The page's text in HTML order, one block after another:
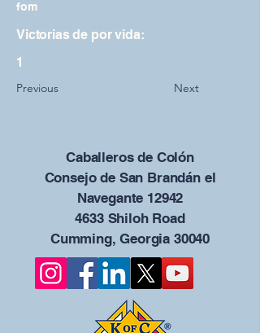
fom
Victorias de por vida:
1
Previous Next
Caballeros de Colón
Consejo de San Brandán el
Navegante 12942
4633 Shiloh Road
Cumming, Georgia 30040